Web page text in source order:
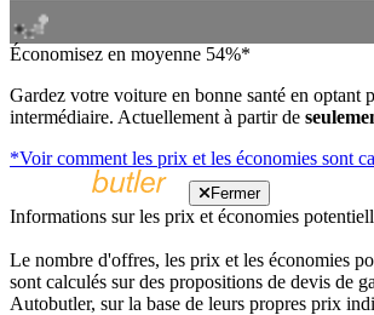
Économisez en moyenne 54%*
Gardez votre voiture en bonne santé en optant
intermédiaire. Actuellement à partir de
*Voir comment les prix et les économies sont
Fermer
Informations sur les prix et économies
Le nombre d'offres, les prix et les économies
sont calculés sur des propositions de devis de
Autobutler, sur la base de leurs propres prix